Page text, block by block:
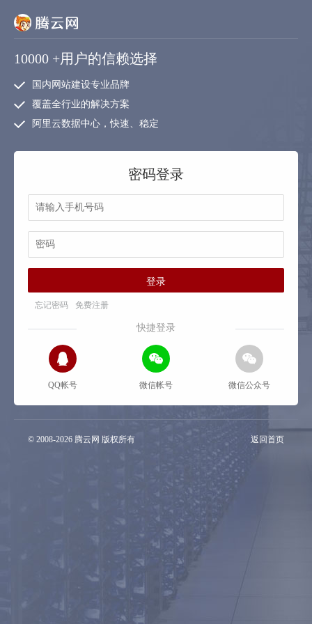
10000 +用户的信赖选择
国内网站建设专业品牌
覆盖全行业的解决方案
阿里云数据中心，快速、稳定
密码登录
登录
忘记密码 免费注册
快捷登录
QQ帐号 微信帐号 微信公众号
© 2008-2026 腾云网 版权所有 返回首页